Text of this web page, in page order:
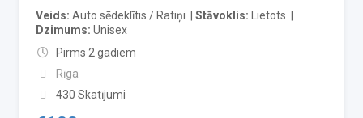
Veids Auto sēdeklītis / Ratiņi Stāvoklis
Lietots
Dzimums Unisex
Pirms 2 gadiem
Rīga
430 Skatījumi